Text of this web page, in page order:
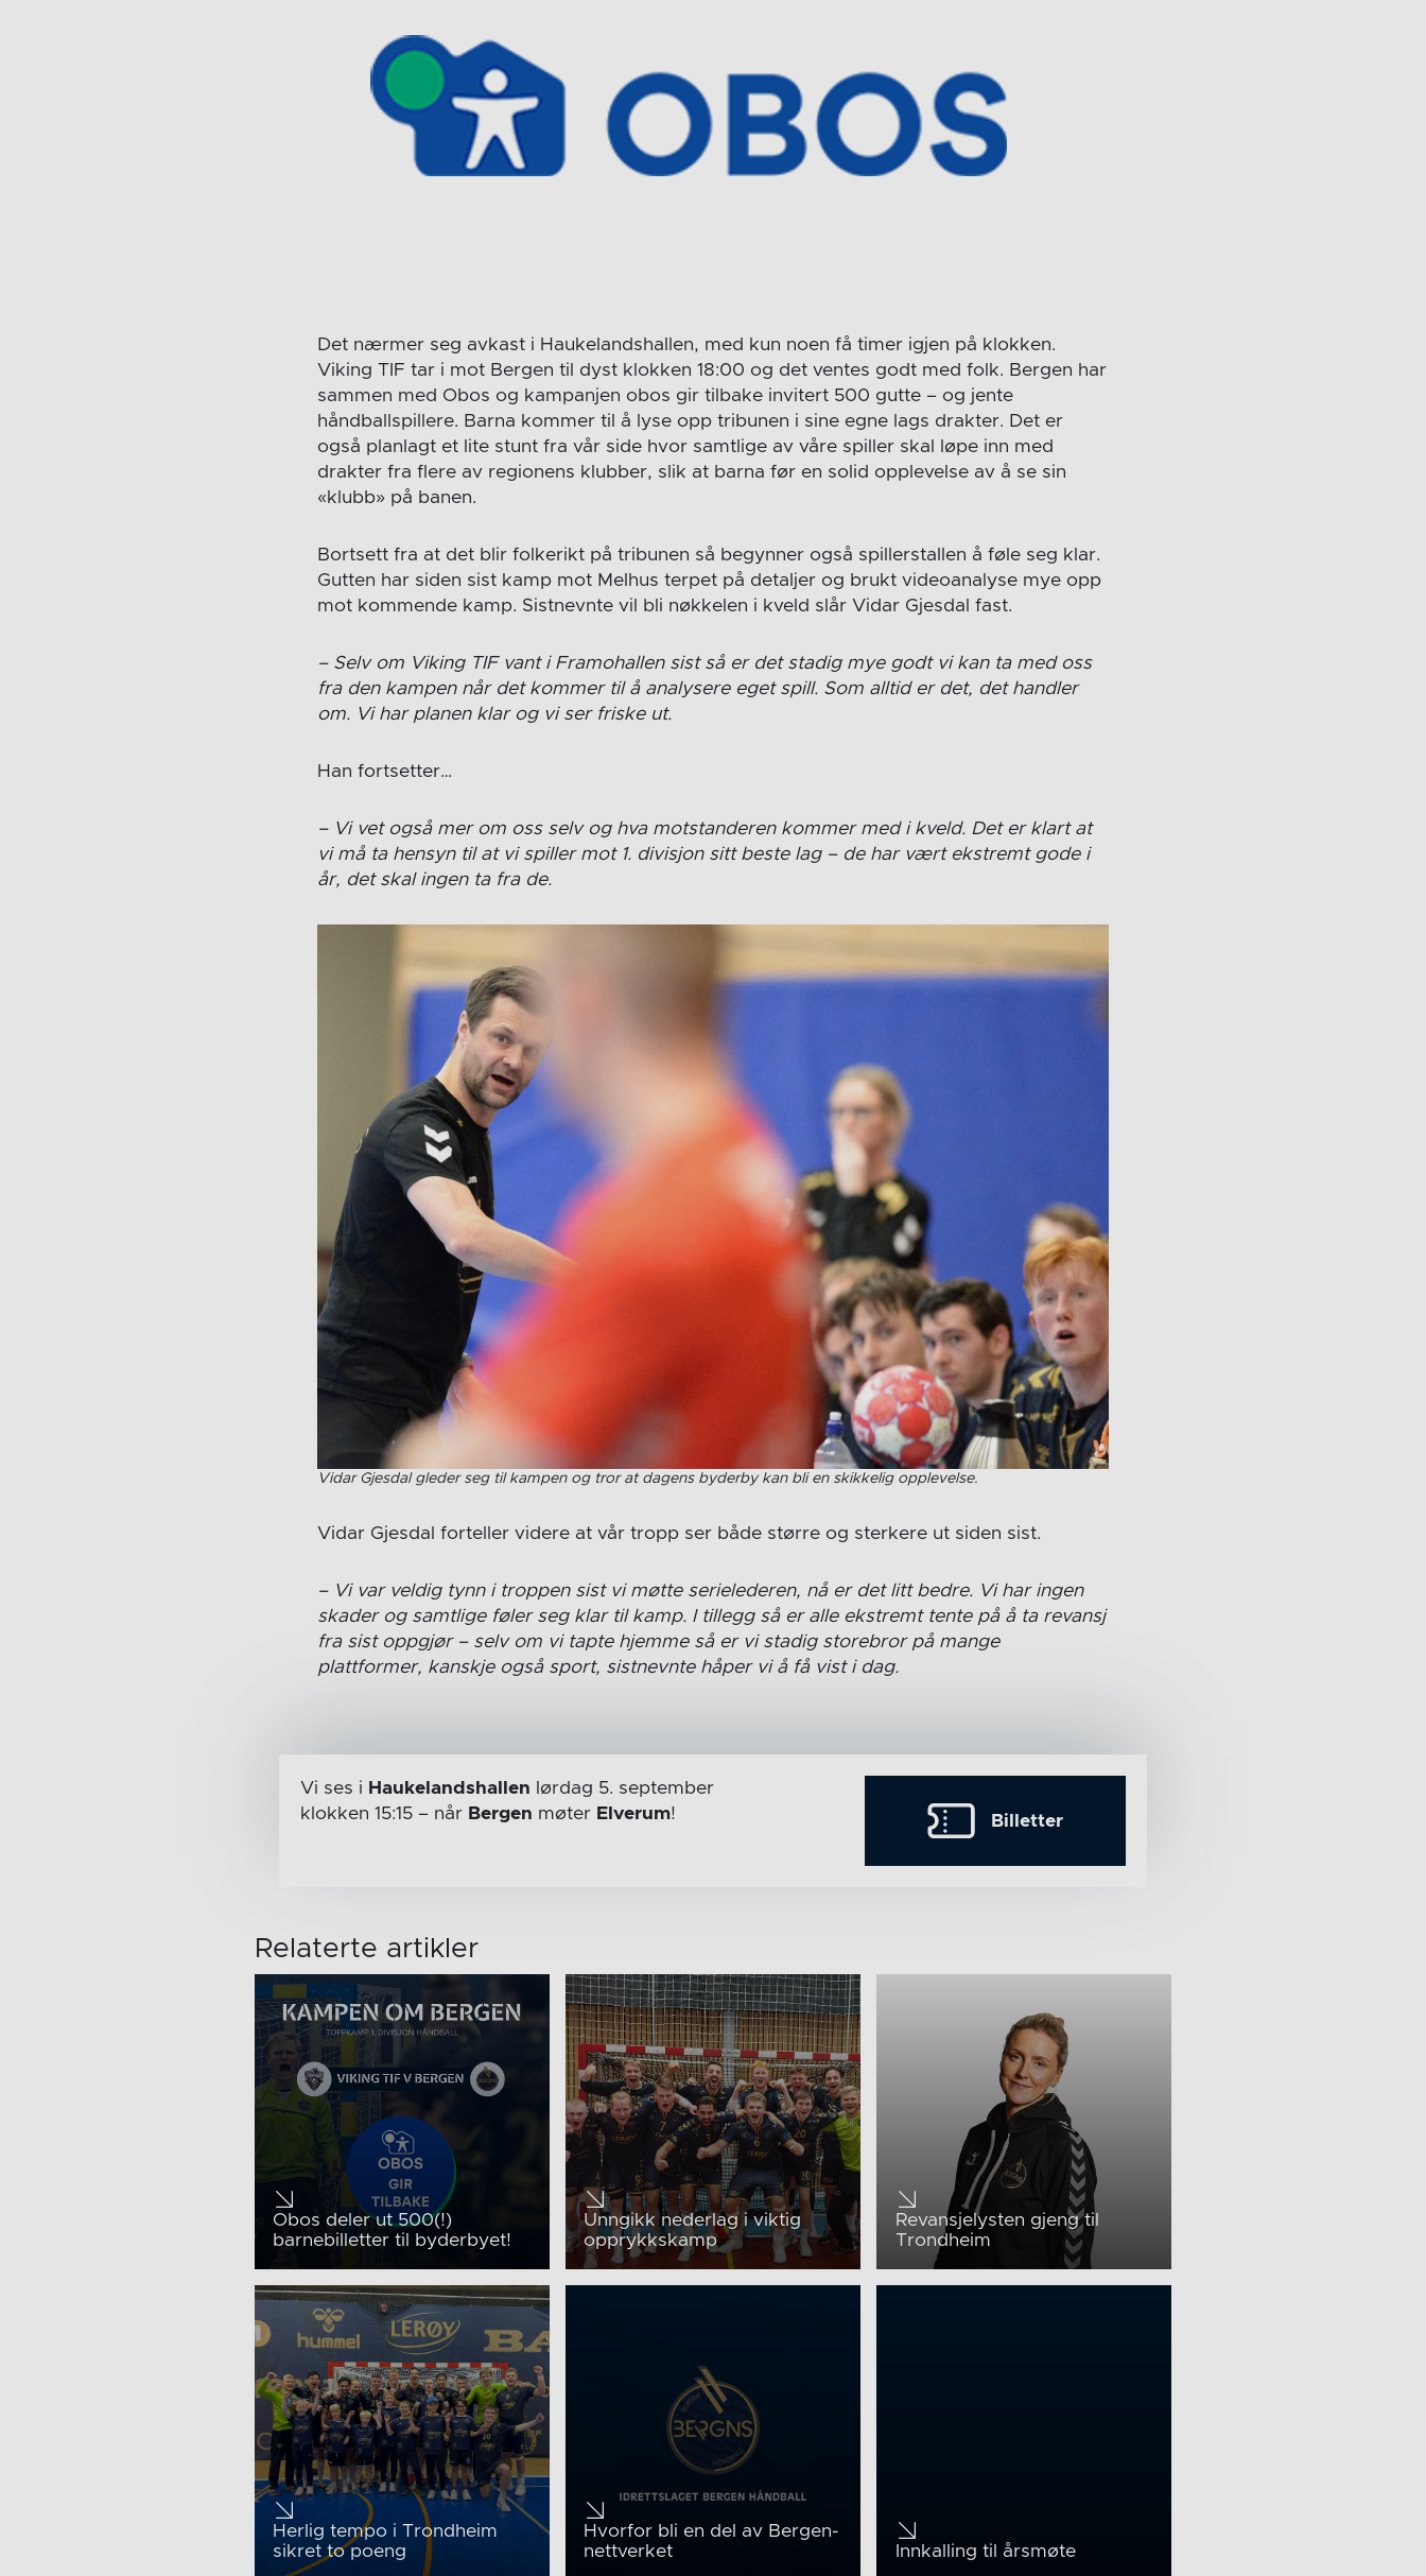
Det nærmer seg avkast i Haukelandshallen, med kun noen få timer igjen på klokken.
Viking TIF tar i mot Bergen til dyst klokken 18:00 og det ventes godt med folk. Bergen har
sammen med Obos og kampanjen obos gir tilbake invitert 500 gutte – og jente
håndballspillere. Barna kommer til å lyse opp tribunen i sine egne lags drakter. Det er
også planlagt et lite stunt fra vår side hvor samtlige av våre spiller skal løpe inn med
drakter fra flere av regionens klubber, slik at barna før en solid opplevelse av å se sin
«klubb» på banen.
Bortsett fra at det blir folkerikt på tribunen så begynner også spillerstallen å føle seg klar.
Gutten har siden sist kamp mot Melhus terpet på detaljer og brukt videoanalyse mye opp
mot kommende kamp. Sistnevnte vil bli nøkkelen i kveld slår Vidar Gjesdal fast.
– Selv om Viking TIF vant i Framohallen sist så er det stadig mye godt vi kan ta med oss
fra den kampen når det kommer til å analysere eget spill. Som alltid er det, det handler
om. Vi har planen klar og vi ser friske ut.
Han fortsetter…
– Vi vet også mer om oss selv og hva motstanderen kommer med i kveld. Det er klart at
vi må ta hensyn til at vi spiller mot 1. divisjon sitt beste lag – de har vært ekstremt gode i
år, det skal ingen ta fra de.
Vidar Gjesdal gleder seg til kampen og tror at dagens byderby kan bli en skikkelig opplevelse.
Vidar Gjesdal forteller videre at vår tropp ser både større og sterkere ut siden sist.
– Vi var veldig tynn i troppen sist vi møtte serielederen, nå er det litt bedre. Vi har ingen
skader og samtlige føler seg klar til kamp. I tillegg så er alle ekstremt tente på å ta revansj
fra sist oppgjør – selv om vi tapte hjemme så er vi stadig storebror på mange
plattformer, kanskje også sport, sistnevnte håper vi å få vist i dag.
Vi ses i Haukelandshallen lørdag 5. september
klokken 15:15– når Bergen møter Elverum! Billetter
Relaterte artikler
Obos deler ut 500(!)
barnebilletter til byderbyet!
Unngikk nederlag i viktig
opprykkskamp
Revansjelysten gjeng til
Trondheim
Herlig tempo i Trondheim
sikret to poeng
Hvorfor bli en del av Bergen-
nettverket
Innkalling til årsmøte